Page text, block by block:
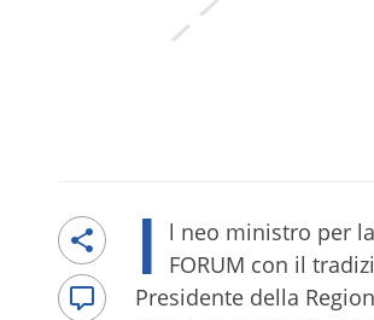
I l neo ministro per
FORUM con il
Presidente della